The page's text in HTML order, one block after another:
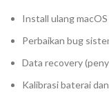
Install ulang macOS
Perbaikan bug
Data recovery
Kalibrasi baterai